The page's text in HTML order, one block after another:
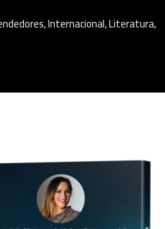
,Internacional,Literatura,